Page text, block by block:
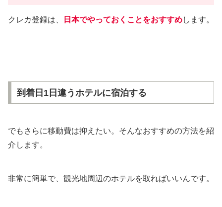
クレカ登録は、 日本でやっておくことをおすすめします。
到着日1日違うホテルに宿泊する
でもさらに移動費は抑えたい。そんなおすすめの方法を紹
介します。
非常に簡単で、観光地周辺のホテルを取ればいいんです。